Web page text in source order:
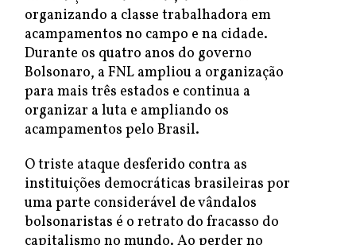
organizando a classe trabalhadora em
acampamentos no campo e na cidade.
Durante os quatro anos do governo
Bolsonaro, a FNL ampliou a organização
para mais três estados e continua a
organizar a luta e ampliando os
acampamentos pelo Brasil.
O triste ataque desferido contra as
instituições democráticas brasileiras por
uma parte considerável de vândalos
bolsonaristas é o retrato do fracasso do